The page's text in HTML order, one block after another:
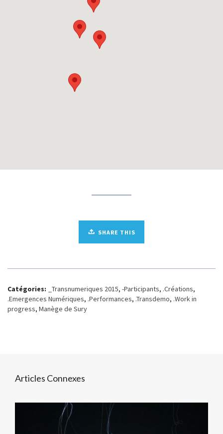
SHARE THIS
Catégories: _Transnumeriques 2015, -Participants, .Créations,
.Emergences Numériques, .Performances, .Transdemo, .Work in
progress, Manège de Sury
Articles Connexes